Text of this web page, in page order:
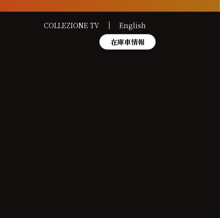
COLLEZIONE TV
English
在庫車情報